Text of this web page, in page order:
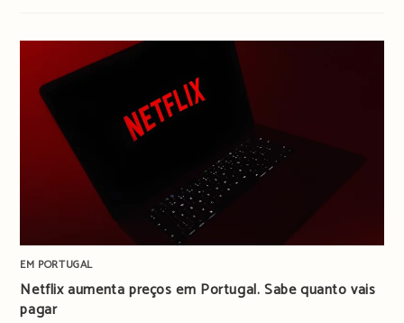
EM PORTUGAL
Netflix aumenta preços em Portugal. Sabe quanto vais
pagar